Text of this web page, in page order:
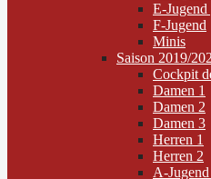
E-Jugend
F-Jugend
Minis
Saison 2019/
Cockpit
Damen 1
Damen 2
Damen 3
Herren 1
Herren 2
A-